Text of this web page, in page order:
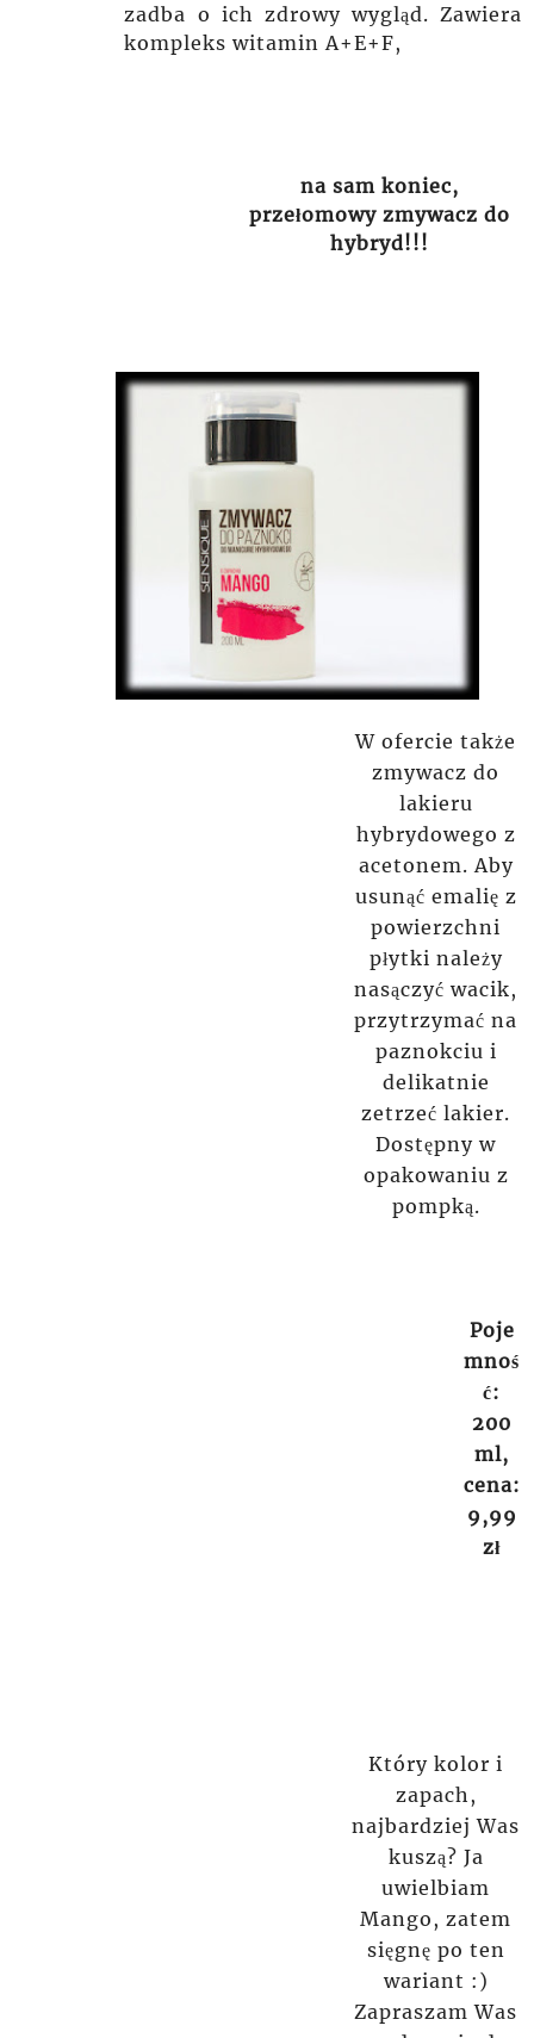
zadba o ich zdrowy wygląd. Zawiera
kompleks witamin A+E+F,
na sam koniec,
przełomowy zmywacz do
hybryd!!!
W ofercie także
zmywacz do
lakieru
hybrydowego z
acetonem. Aby
usunąć emalię z
powierzchni
płytki należy
nasączyć wacik,
przytrzymać na
paznokciu i
delikatnie
zetrzeć lakier.
Dostępny w
opakowaniu z
pompką.
Poje
mnoś
ć:
200
ml,
cena:
9,99
zł
Który kolor i
zapach,
najbardziej Was
kuszą? Ja
uwielbiam
Mango, zatem
sięgnę po ten
wariant :)
Zapraszam Was